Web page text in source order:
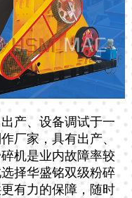
产、设备调试于一
厂家，具有出产、
机是业内故障率较
择华盛铭双级粉碎
有力的保障，随时